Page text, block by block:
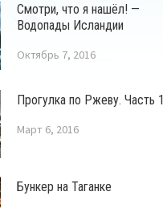
Смотри, что я нашёл! —
Водопады Исландии
Октябрь 7, 2016
Прогулка по Ржеву. Часть 1
Март 6, 2016
Бункер на Таганке